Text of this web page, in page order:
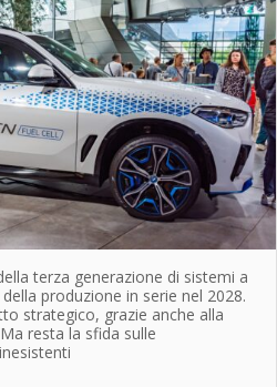
terza generazione di sistemi a
produzione in serie nel 2028.
strategico, grazie anche alla
resta la sfida sulle